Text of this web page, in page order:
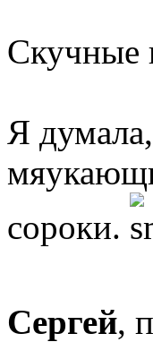
Скучные
Я
сороки.
Сергей,